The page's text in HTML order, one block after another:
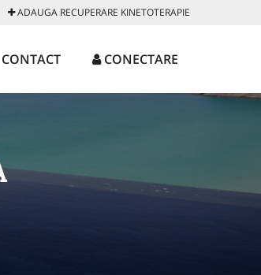
ADAUGA RECUPERARE KINETOTERAPIE
CONTACT CONECTARE